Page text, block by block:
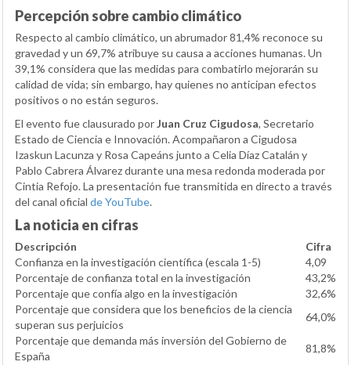
Percepción sobre cambio climático
Respecto al cambio climático, un abrumador 81,4% reconoce su
gravedad y un 69,7% atribuye su causa a acciones humanas. Un
39,1% considera que las medidas para combatirlo mejorarán su
calidad de vida; sin embargo, hay quienes no anticipan efectos
positivos o no están seguros.
El evento fue clausurado porJuan Cruz Cigudosa, Secretario
Estado de Ciencia e Innovación. Acompañaron a Cigudosa
Izaskun Lacunza y Rosa Capeáns junto a Celia Díaz Catalán y
Pablo Cabrera Álvarez durante una mesa redonda moderada por
Cintia Refojo. La presentación fue transmitida en directo a través
del canal oficial de YouTube.
La noticia en cifras
Descripción
Cifra
Confianza en la investigación científica (escala 1-5)
4,09
Porcentaje de confianza total en la investigación
43,2%
Porcentaje que confía algo en la investigación
32,6%
Porcentaje que considera que los beneficios de la ciencia
superan sus perjuicios
64,0%
Porcentaje que demanda más inversión del Gobierno de
España
81,8%